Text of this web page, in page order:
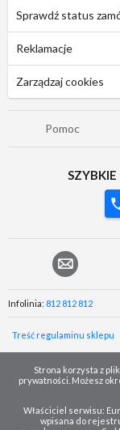
Sprawdź status
Reklamacje
Zarządzaj cookies
Pomoc
Infolinia: 812 812 812
Treść regulaminu sklepu
Strona korzysta z
prywatności. Możesz
Właściciel serwisu:
wpisana do